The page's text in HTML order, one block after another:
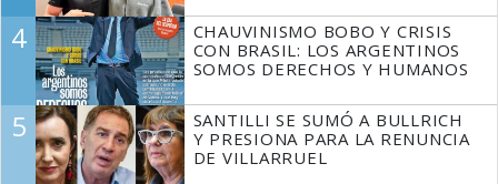
4
CHAUVINISMO BOBO Y CRISIS
CON BRASIL: LOS ARGENTINOS
SOMOS DERECHOS Y HUMANOS
5
SANTILLI SE SUMÓ A BULLRICH
Y PRESIONA PARA LA RENUNCIA
DE VILLARRUEL